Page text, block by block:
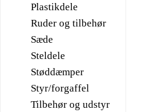
Plastikdele
Ruder og tilbehør
Sæde
Steldele
Støddæmper
Styr/forgaffel
Tilbehør og udstyr